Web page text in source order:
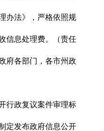
办法》，严格依照规
信息处理费。（责任
府各部门，各市州政
行政复议案件审理标
定发布政府信息公开